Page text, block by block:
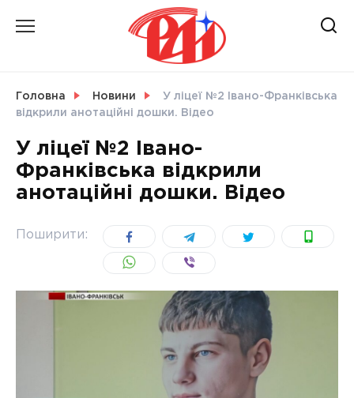
Головна Новини
У ліцеї №2 Івано-Франківська
відкрили анотаційні дошки. Відео
У ліцеї №2 Івано-
Франківська відкрили
анотаційні дошки. Відео
Поширити: